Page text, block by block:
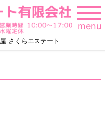
さくらエステート
menu